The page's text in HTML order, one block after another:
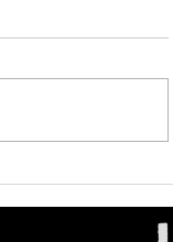
HPで紹